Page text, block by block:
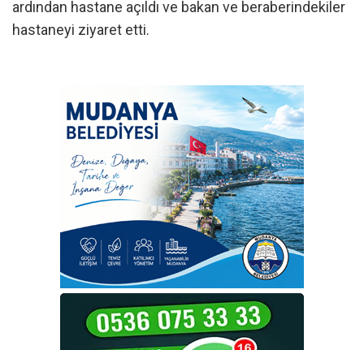
ardından hastane açıldı ve bakan ve beraberindekiler
hastaneyi ziyaret etti.